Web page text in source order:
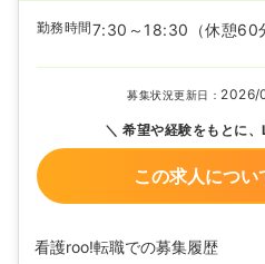
勤務時間7:30～18:30 （休憩60
募集状況更新日： 2026/
希望や経験をもとに
この求人につい
看護roo!転職での募集履歴